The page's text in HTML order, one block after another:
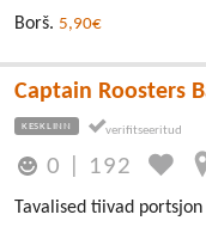
Borš. 5,90€
Captain Roosters
KESKLINN
0 192
Tavalised tiivad